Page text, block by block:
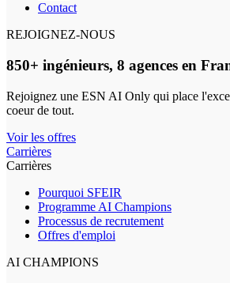
Contact
REJOIGNEZ-NOUS
850+ ingénieurs, 8 agences en
Rejoignez une ESN AI Only qui place
coeur de tout.
Voir les offres
Carrières
Carrières
Pourquoi SFEIR
Programme AI Champions
Processus de recrutement
Offres d'emploi
AI CHAMPIONS